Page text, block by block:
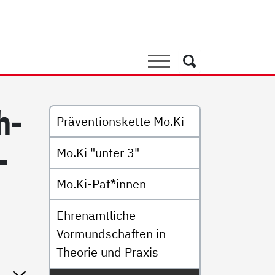
Suche
Suche
Untermenü
Präventionskette Mo.Ki
Mo.Ki "unter 3"
Mo.Ki-Pat*innen
Ehrenamtliche
Vormundschaften in
Theorie und Praxis